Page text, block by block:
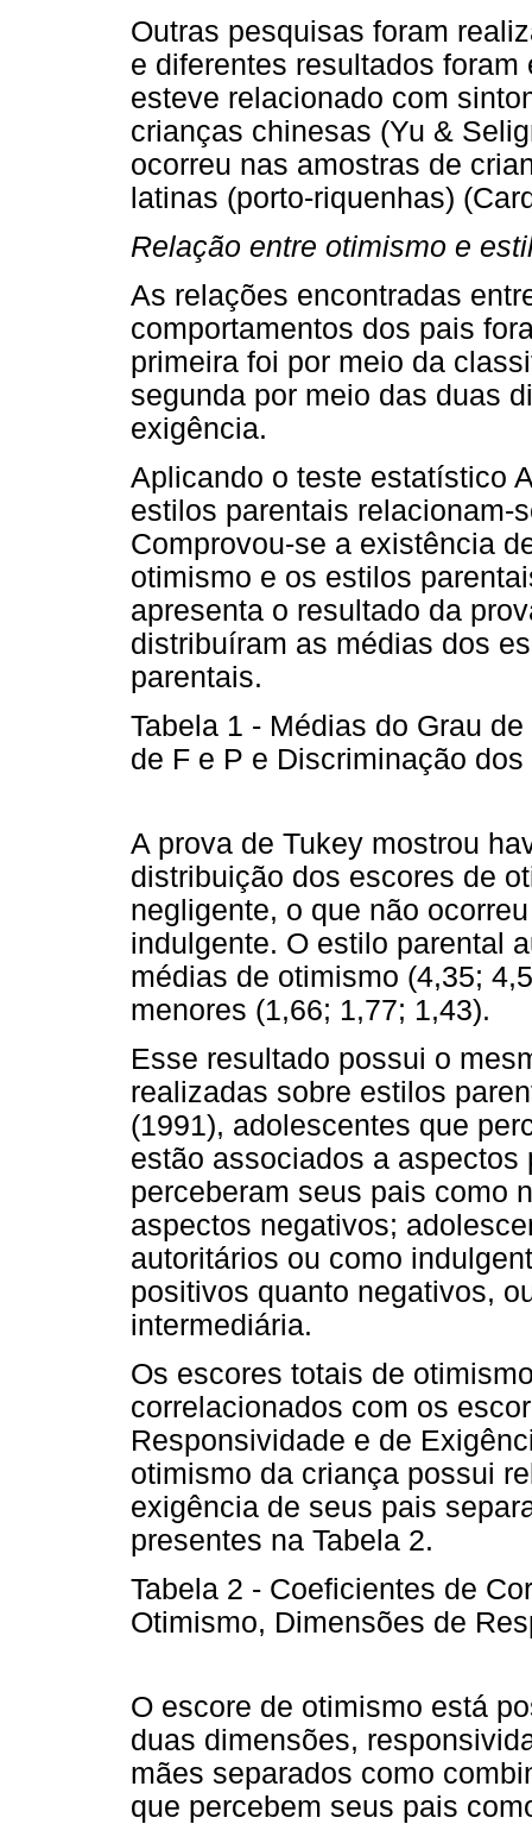
Outras pesquisas foram
e diferentes resultados
esteve relacionado com
crianças chinesas (Yu &
ocorreu nas amostras de
latinas (porto-riquenhas)
Relação entre otimismo e
As relações encontradas
comportamentos dos pais
primeira foi por meio da
segunda por meio das duas
exigência.
Aplicando o teste estatístico
estilos parentais relacionam-
Comprovou-se a existência
otimismo e os estilos
apresenta o resultado da
distribuíram as médias dos
parentais.
Tabela 1 - Médias do Grau
de F e P e Discriminação
A prova de Tukey mostrou
distribuição dos escores de
negligente, o que não
indulgente. O estilo parental
médias de otimismo (4,35;
menores (1,66; 1,77; 1,43).
Esse resultado possui o
realizadas sobre estilos
(1991), adolescentes que
estão associados a
perceberam seus pais como
aspectos negativos;
autoritários ou como
positivos quanto negativos,
intermediária.
Os escores totais de
correlacionados com os
Responsividade e de
otimismo da criança possui
exigência de seus pais
presentes na Tabela 2.
Tabela 2 - Coeficientes de
Otimismo, Dimensões de
O escore de otimismo está
duas dimensões,
mães separados como
que percebem seus pais